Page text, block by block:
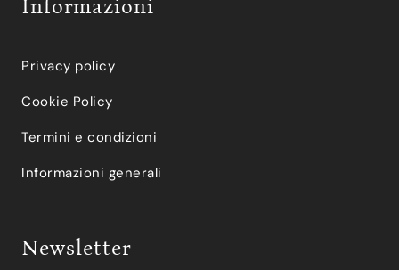
Informazioni
Privacy policy
Cookie Policy
Termini e condizioni
Informazioni generali
Newsletter